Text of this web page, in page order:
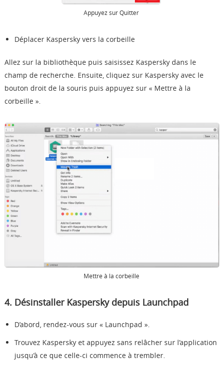
Appuyez sur Quitter
Déplacer Kaspersky vers la corbeille
Allez sur la bibliothèque puis saisissez Kaspersky dans le
champ de recherche. Ensuite, cliquez sur Kaspersky avec le
bouton droit de la souris puis appuyez sur « Mettre à la
corbeille ».
Mettre à la corbeille
4. Désinstaller Kaspersky depuis Launchpad
D’abord, rendez-vous sur « Launchpad ».
Trouvez Kaspersky et appuyez sans relâcher sur l’application
jusqu’à ce que celle-ci commence à trembler.